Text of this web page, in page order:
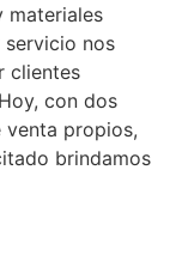
materiales
servicio nos
clientes
con dos
venta propios,
brindamos